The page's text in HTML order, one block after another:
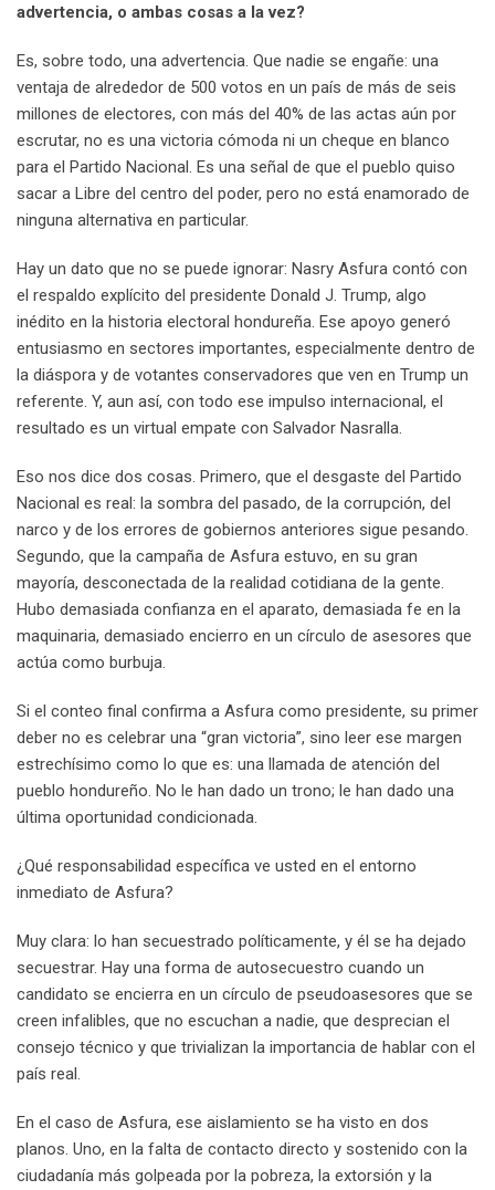
advertencia, o ambas cosas a la vez?
Es, sobre todo, una advertencia. Que nadie se engañe: una
ventaja de alrededor de 500 votos en un país de más de seis
millones de electores, con más del 40% de las actas aún por
escrutar, no es una victoria cómoda ni un cheque en blanco
para el Partido Nacional. Es una señal de que el pueblo quiso
sacar a Libre del centro del poder, pero no está enamorado de
ninguna alternativa en particular.
Hay un dato que no se puede ignorar: Nasry Asfura contó con
el respaldo explícito del presidente Donald J. Trump, algo
inédito en la historia electoral hondureña. Ese apoyo generó
entusiasmo en sectores importantes, especialmente dentro de
la diáspora y de votantes conservadores que ven en Trump un
referente. Y, aun así, con todo ese impulso internacional, el
resultado es un virtual empate con Salvador Nasralla.
Eso nos dice dos cosas. Primero, que el desgaste del Partido
Nacional es real: la sombra del pasado, de la corrupción, del
narco y de los errores de gobiernos anteriores sigue pesando.
Segundo, que la campaña de Asfura estuvo, en su gran
mayoría, desconectada de la realidad cotidiana de la gente.
Hubo demasiada confianza en el aparato, demasiada fe en la
maquinaria, demasiado encierro en un círculo de asesores que
actúa como burbuja.
Si el conteo final confirma a Asfura como presidente, su primer
deber no es celebrar una “gran victoria”, sino leer ese margen
estrechísimo como lo que es: una llamada de atención del
pueblo hondureño. No le han dado un trono; le han dado una
última oportunidad condicionada.
¿Qué responsabilidad específica ve usted en el entorno
inmediato de Asfura?
Muy clara: lo han secuestrado políticamente, y él se ha dejado
secuestrar. Hay una forma de autosecuestro cuando un
candidato se encierra en un círculo de pseudoasesores que se
creen infalibles, que no escuchan a nadie, que desprecian el
consejo técnico y que trivializan la importancia de hablar con el
país real.
En el caso de Asfura, ese aislamiento se ha visto en dos
planos. Uno, en la falta de contacto directo y sostenido con la
ciudadanía más golpeada por la pobreza, la extorsión y la